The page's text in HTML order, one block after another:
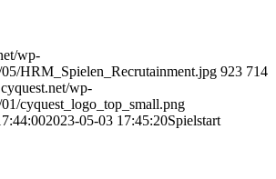
wp-
HRM_Spielen_Recrutainment.jpg 923 714
wp-
cyquest_logo_top_small.png
2023-05-03 17:45:20Spielstart